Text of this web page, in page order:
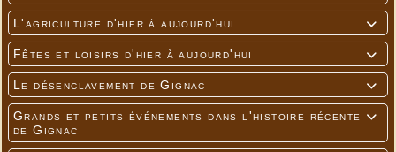

L'agriculture d'hier à aujourd'hui

Fêtes et loisirs d'hier à aujourd'hui

Le désenclavement de Gignac

Grands et petits événements dans l'histoire récente
de Gignac